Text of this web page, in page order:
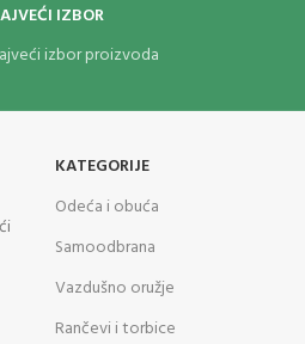
IZBOR
izbor proizvoda
KATEGORIJE
Odeća i obuća
Samoodbrana
Vazdušno oružje
Rančevi i torbice